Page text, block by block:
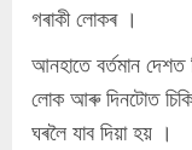
গৰাকী লোকৰ ।
আনহাতে বৰ্তমান
লোক আৰু দিনটোত
ঘৰলৈ যাব দিয়া হয় ।